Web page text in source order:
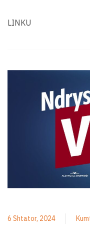
LINKU
6 Shtator, 2024